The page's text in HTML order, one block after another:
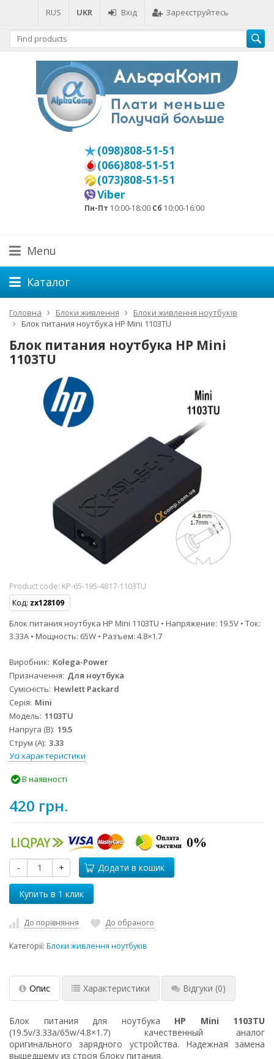
RUS UKR Вхід Зареєструйтесь
(098)808-51-51
(066)808-51-51
(073)808-51-51
Viber
Пн-Пт 10:00-18:00 Сб 10:00-16:00
Menu
Каталог
Головна Блоки живлення
Блоки живлення ноутбуків
Блок питания ноутбука HP Mini 1103TU
Блок питания ноутбука HP Mini
1103TU
Product code: KP-65-195-4817-1103TU
Код: zx128109
Блок питания ноутбука HP Mini 1103TU • Напряжение: 19.5V • Ток:
3.33A • Мощность: 65W • Разъем: 4.8×1.7
Виробник Kolega-Power
Призначення Для ноутбука
Сумісність Hewlett Packard
Серія Mini
Модель 1103TU
Напруга (В) 19.5
Струм (А) 3.33
Усі характеристики
В наявності
420 грн.
- + Додати в кошик
До порівняння До обраного
Категорії: Блоки живлення ноутбуків
Опис Характеристики Відгуки (0)
Блок питания для ноутбука HP Mini 1103TU
(19.5v/3.33a/65w/4.8×1.7) качественный аналог
оригинального зарядного устройства. Надежная замена
вышедшему из строя блоку питания.